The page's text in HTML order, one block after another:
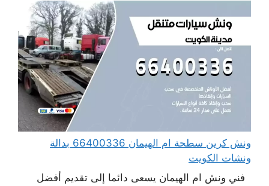
ونش كرين سطحة ام الهيمان 66400336 بدالة
ونشات الكويت
فني ونش ام الهيمان يسعى دائما إلى تقديم أفضل